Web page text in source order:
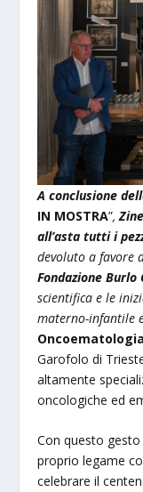
A conclusione
IN MOSTRA”,
all’asta tutti i
devoluto a favore
Fondazione Burlo
scientifica e le
materno-infantile
Garofolo di
altamente
oncologiche ed
Con questo
proprio legame
celebrare il